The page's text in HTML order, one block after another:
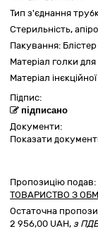
Тип з'єднання
Стерильність,
Пакування: Блістер
Матеріал голки
Матеріал
Підпис:
підписано
Документи:
Показати
Пропозицію подав:
ТОВАРИСТВО З
Остаточна
2 956,00 UAH, з